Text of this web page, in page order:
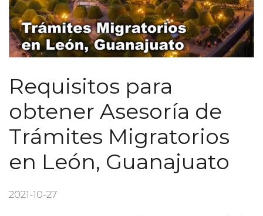
Requisitos para
obtener Asesoría de
Trámites Migratorios
en León, Guanajuato
2021-10-27